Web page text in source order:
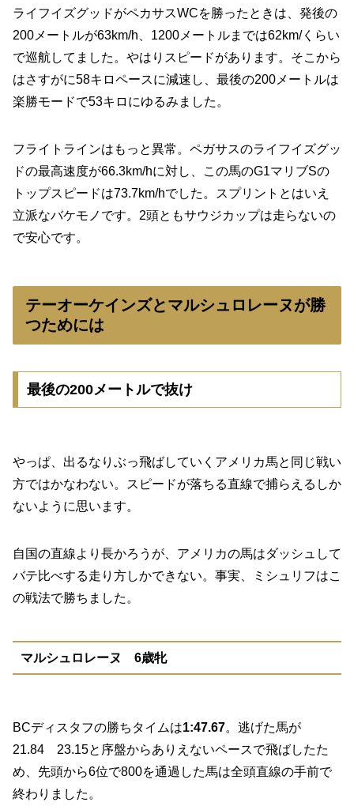
ライフイズグッドがペカサスWCを勝ったときは、発後の
200メートルが63km/h、1200メートルまでは62km/くらい
で巡航してました。やはりスピードがあります。そこから
はさすがに58キロペースに減速し、最後の200メートルは
楽勝モードで53キロにゆるみました。
フライトラインはもっと異常。ペガサスのライフイズグッ
ドの最高速度が66.3km/hに対し、この馬のG1マリブSの
トップスピードは73.7km/hでした。スプリントとはいえ
立派なバケモノです。2頭ともサウジカップは走らないの
で安心です。
テーオーケインズとマルシュロレーヌが勝
つためには
最後の200メートルで抜け
やっぱ、出るなりぶっ飛ばしていくアメリカ馬と同じ戦い
方ではかなわない。スピードが落ちる直線で捕らえるしか
ないように思います。
自国の直線より長かろうが、アメリカの馬はダッシュして
バテ比べする走り方しかできない。事実、ミシュリフはこ
の戦法で勝ちました。
マルシュロレーヌ 6歳牝
BCディスタフの勝ちタイムは1:47.67。逃げた馬が
21.84 23.15と序盤からありえないペースで飛ばしたた
め、先頭から6位で800を通過した馬は全頭直線の手前で
終わりました。